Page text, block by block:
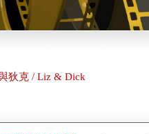
狄克 / Liz & Dick